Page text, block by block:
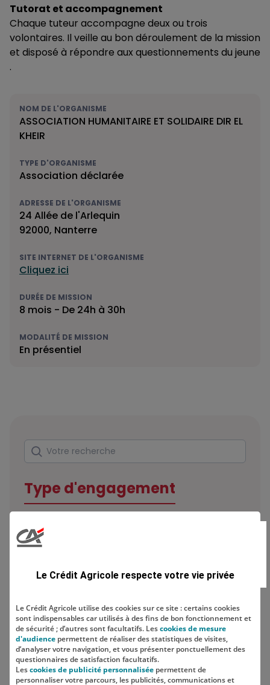
Tutorat et accompagnement
Chaque tuteur accompagne deux ou trois
volontaires. Il veille au bon déroulement de la mission
et disposé à répondre aux questionnements du jeune
.
NOM DE L'ORGANISME
ASSOCIATION HUMANITAIRE ET SOLIDAIRE DIR EL
KHEIR
TYPE D'ORGANISME
Association déclarée
ADRESSE DE L'ORGANISME
24 Allée de l'Arlequin
92000, Nanterre
SITE INTERNET DE L'ORGANISME
Cliquez ici
DURÉE DE MISSION
8 mois - De 24h à 30h
MODALITÉ DE MISSION
En présentiel
Rechercher
Votre recherche
Type d'engagement
Localisation
Le Crédit Agricole respecte votre vie privée
Le Crédit Agricole utilise des cookies sur ce site : certains cookies
sont indispensables car utilisés à des fins de bon fonctionnement et
de sécurité ; d’autres sont facultatifs. Lescookies de mesure
d'audience permettent de réaliser des statistiques de visites,
d’analyser votre navigation, et vous présenter ponctuellement des
questionnaires de satisfaction facultatifs.
Lescookies de publicité personnalisée permettent de
personnaliser votre parcours, les publicités, communications et